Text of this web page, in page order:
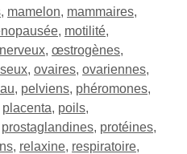
, mamelon, mammaires,
, motilité,
nerveux, œstrogènes,
, ovaires, ovariennes,
, pelviens, phéromones,
placenta, poils,
prostaglandines, protéines,
, relaxine, respiratoire,